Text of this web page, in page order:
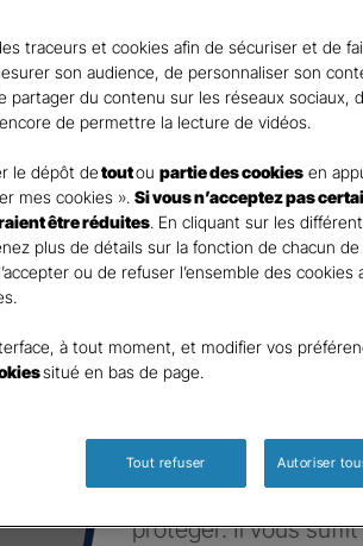
Parole
d’expert !
Profitez d’un contrat
protéger. Il vous
traceurs et cookies afin de sécuriser et de
son audience, de personnaliser son
partager du contenu sur les réseaux sociaux,
de permettre la lecture de vidéos.
le dépôt detoutou partie des cookies en
mes cookies ». Si vous n’acceptez pas
être réduites. En cliquant sur les
plus de détails sur la fonction de chacun
ou de refuser l’ensemble des cookies
à tout moment, et modifier vos
situé en bas de page.
Tout refuser Autoriser